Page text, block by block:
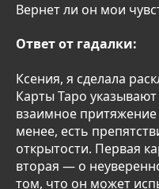
Вернет ли он мои
Ответ от гадалки:
Ксения, я сделала
Карты Таро
взаимное
менее, есть
открытости. Первая
вторая — о
том, что он может